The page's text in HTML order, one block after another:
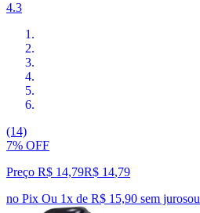
4.3
(14)
7% OFF
Preço R$ 14,79R$ 14,79
no Pix Ou 1x de R$ 15,90 sem jurosou